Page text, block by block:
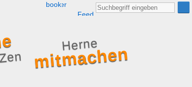
Facebook
TwitterRSS
Feed
Suche
nach:
Herne
mitmachen